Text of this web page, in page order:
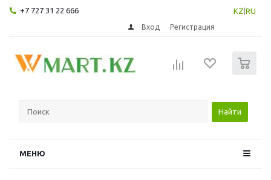
+7 727 31 22 666 KZ RU
Вход Регистрация
Найти
МЕНЮ